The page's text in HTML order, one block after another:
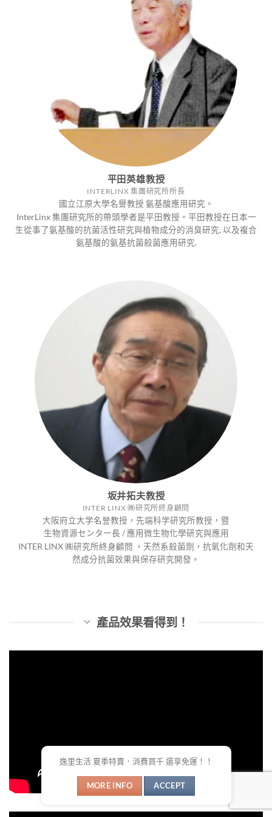
平田英雄教授
INTERLINX 集團研究所所長
國立江原大學名譽教授 氨基酸應用研究。
InterLinx 集團研究所的帶頭學者是平田教授。平田教授在日本一
生從事了氨基酸的抗菌活性研究與植物成分的消臭研究, 以及複合
氨基酸的氨基抗菌殺菌應用研究.
坂井拓夫教授
INTER LINX ㈱研究所終身顧問
大阪府立大学名誉教授，先端科学研究所教授，暨
生物資源センター長 / 應用微生物化學研究與應用
INTER LINX ㈱研究所終身顧問 ，天然系殺菌劑，抗氧化劑和天
然成分抗菌效果與保存研究開發。
產品效果看得到！
逸里生活 夏季特賣．消費買千 還享免運！！
MORE INFO ACCEPT